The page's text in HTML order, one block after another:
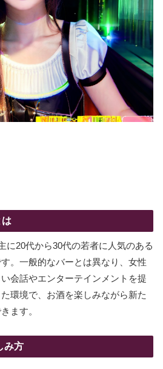
に20代から30代の若者に人気のある
。一般的なバーとは異なり、女性
会話やエンターテインメントを提
環境で、お酒を楽しみながら新た
ます。
み方